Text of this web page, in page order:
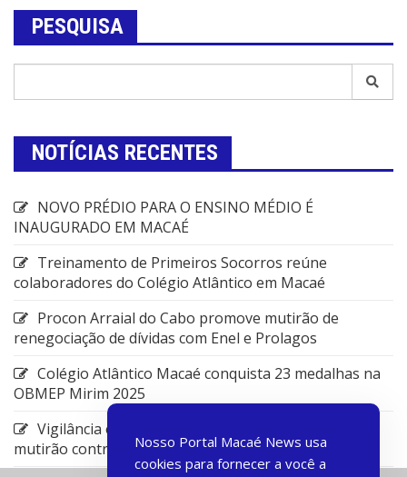
PESQUISA
NOTÍCIAS RECENTES
NOVO PRÉDIO PARA O ENSINO MÉDIO É
INAUGURADO EM MACAÉ
Treinamento de Primeiros Socorros reúne
colaboradores do Colégio Atlântico em Macaé
Procon Arraial do Cabo promove mutirão de
renegociação de dívidas com Enel e Prolagos
Colégio Atlântico Macaé conquista 23 medalhas na
OBMEP Mirim 2025
Vigilância em Saúde de Rio das Ostras promove
mutirão contra arbovirosesNosso Portal Macaé News usa
cookies para fornecer a você a